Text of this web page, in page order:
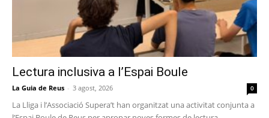
Lectura inclusiva a l’Espai Boule
La Guia de Reus - 3 agost, 2026 0
La Lliga i l’Associació Supera’t han organitzat una activitat conjunta a